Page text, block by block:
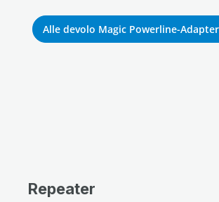
Alle devolo Magic Powerline-
Repeater